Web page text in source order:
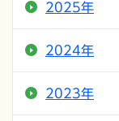
2025年
2024年
2023年